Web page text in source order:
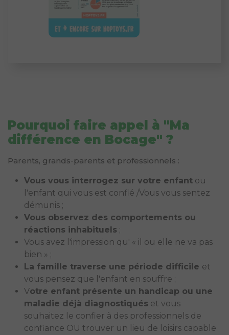
Pourquoi faire appel à "Ma
différence en Bocage" ?
Parents, grands-parents et professionnels :
Vous vous interrogez sur votre enfant ou
l'enfant qui vous est confié /Vous vous sentez
démunis ;
Vous observez des comportements ou
réactions inhabituels ;
Vous avez l'impression qu' « il ou elle ne va pas
bien » ;
La famille traverse une période difficile et
vous pensez que l'enfant en souffre ;
Votre enfant présente un handicap ou une
maladie déjà diagnostiqués et vous
souhaitez le confier à des professionnels de
confiance OU trouver un lieu de loisirs capable